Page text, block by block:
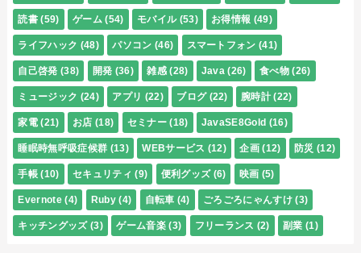
読書 (59) ゲーム (54) モバイル (53) お得情報 (49)
ライフハック (48) パソコン (46) スマートフォン (41)
自己啓発 (38) 開発 (36) 雑感 (28) Java (26) 食べ物 (26)
ミュージック (24) アプリ (22) ブログ (22) 腕時計 (22)
家電 (21) お店 (18) セミナー (18) JavaSE8Gold (16)
睡眠時無呼吸症候群 (13) WEBサービス (12) 企画 (12) 防災 (12)
手帳 (10) セキュリティ (9) 便利グッズ (6) 映画 (5)
Evernote (4) Ruby (4) 自転車 (4) ごろごろにゃんすけ (3)
キッチングッズ (3) ゲーム音楽 (3) フリーランス (2) 副業 (1)